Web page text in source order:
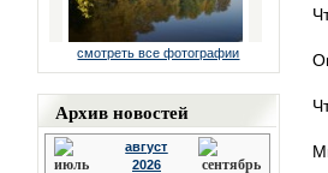
смотреть все фотографии
Архив новостей
август
2026